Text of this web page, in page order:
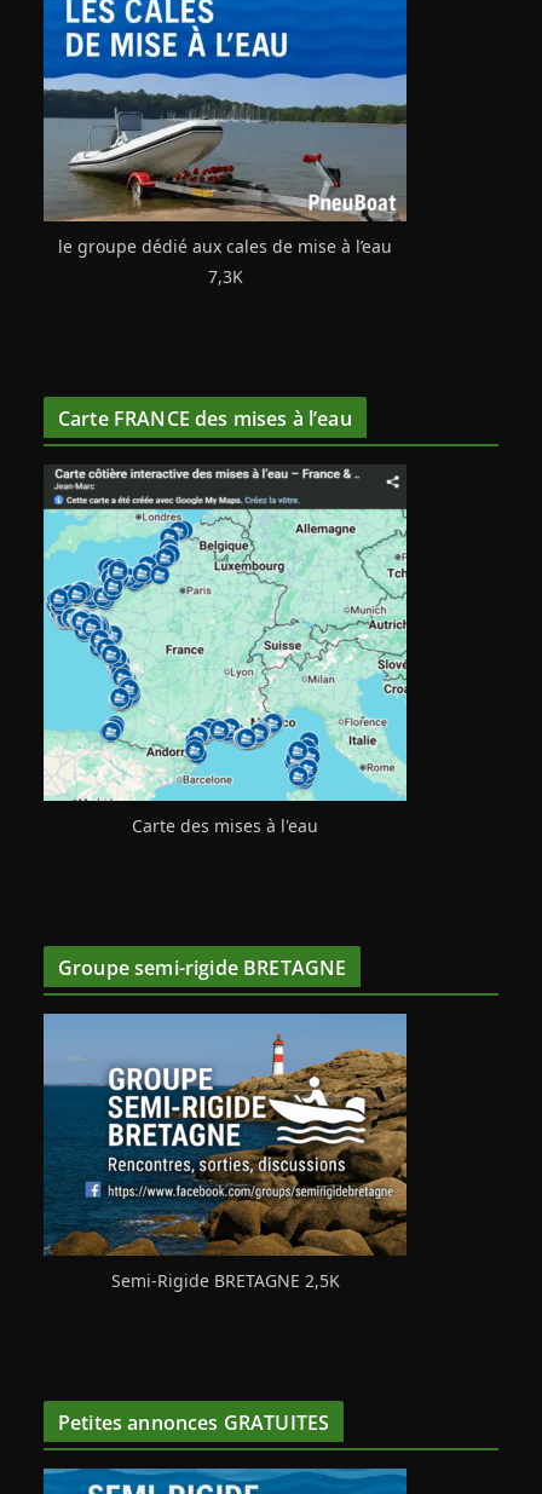
le groupe dédié aux cales de mise à l’eau
7,3K
Carte FRANCE des mises à l’eau
Carte des mises à l'eau
Groupe semi-rigide BRETAGNE
Semi-Rigide BRETAGNE 2,5K
Petites annonces GRATUITES